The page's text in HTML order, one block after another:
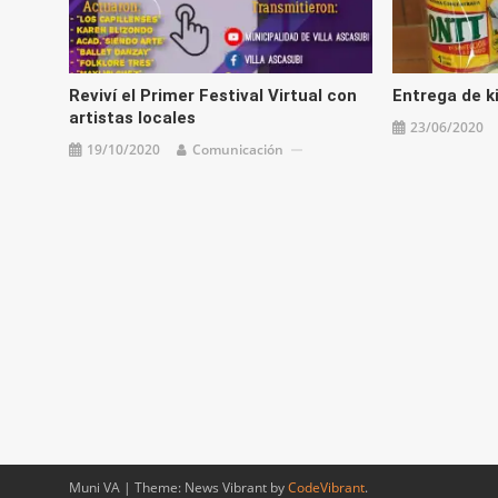
Reviví el Primer Festival Virtual con
artistas locales
19/10/2020 Comunicación
Entrega de
23/06/2020
Muni VA | Theme: News Vibrant byCodeVibrant.